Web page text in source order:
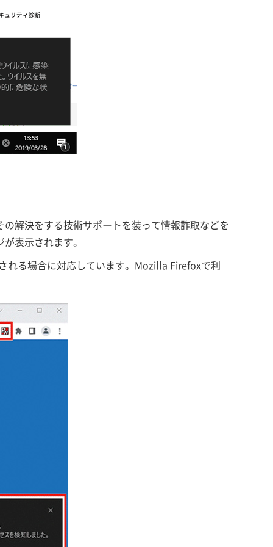
解決をする技術サポートを装って情報詐取などを
表示されます。
る場合に対応しています。Mozilla Firefoxで利